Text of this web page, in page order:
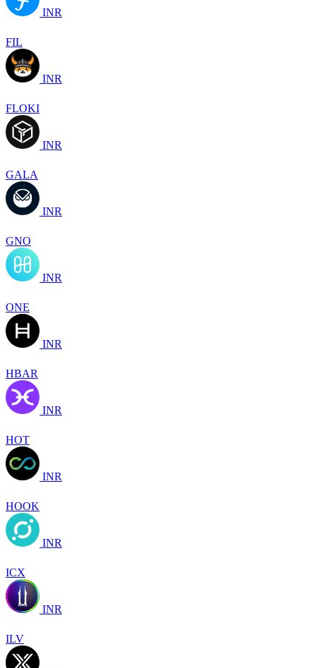
INR
FIL
INR
FLOKI
INR
GALA
INR
GNO
INR
ONE
INR
HBAR
INR
HOT
INR
HOOK
INR
ICX
INR
ILV